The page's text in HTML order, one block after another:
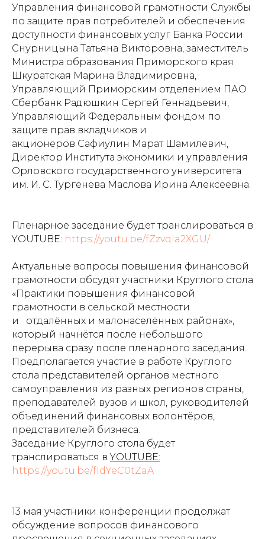
Управления финансовой грамотности Службы
по защите прав потребителей и обеспечения
доступности финансовых услуг Банка России
Снурницына Татьяна Викторовна, заместитель
Министра образования Приморского края
Шкуратская Марина Владимировна,
Управляющий Приморским отделением ПАО
Сбербанк Радюшкин Сергей Геннадьевич,
Управляющий Федеральным фондом по
защите прав вкладчиков и
акционеров Сафиулин Марат Шамилевич,
Директор Института экономики и управления
Орловского государственного университета
им. И. С. Тургенева Маслова Ирина Алексеевна.
Пленарное заседание будет транслироваться в
YOUTUBE: https://youtu.be/fZzvqIa2XGU/
Актуальные вопросы повышения финансовой
грамотности обсудят участники Круглого стола
«Практики повышения финансовой
грамотности в сельской местности
и отдалённых и малонаселённых районах»,
который начнётся после небольшого
перерыва сразу после пленарного заседания.
Предполагается участие в работе Круглого
стола представителей органов местного
самоуправления из разных регионов страны,
преподавателей вузов и школ, руководителей
объединений финансовых волонтёров,
представителей бизнеса.
Заседание Круглого стола будет
транслироваться вYOUTUBE:
https://youtu.be/fIdYeC0tZaA
13 мая участники конференции продолжат
обсуждение вопросов финансового